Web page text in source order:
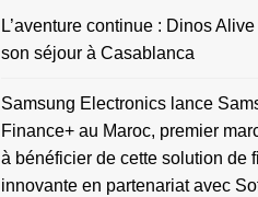
L’aventure continue : Dinos
son séjour à Casablanca
Samsung Electronics lance
Finance+ au Maroc, premier
à bénéficier de cette solution de
innovante en partenariat avec